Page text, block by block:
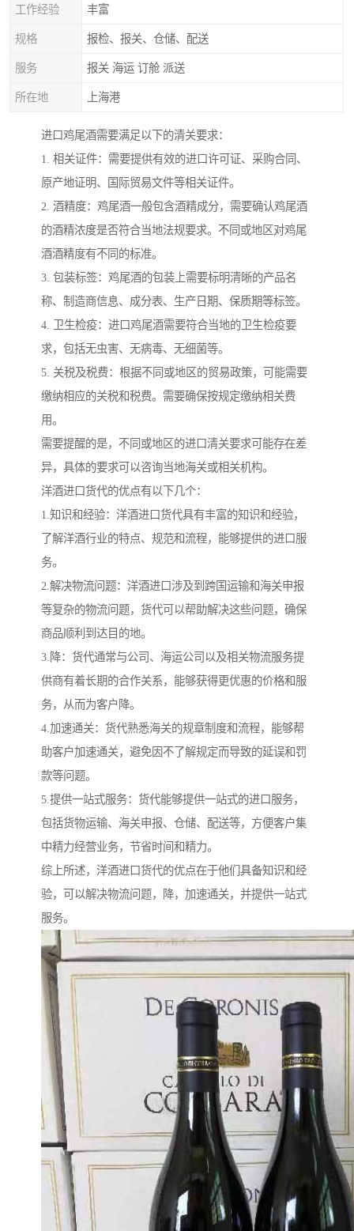
工作经验 丰富
规格 报检、报关、仓储、配送
服务 报关 海运 订舱 派送
所在地 上海港
进口鸡尾酒需要满足以下的清关要求：
1. 相关证件：需要提供有效的进口许可证、采购合同、
原产地证明、国际贸易文件等相关证件。
2. 酒精度：鸡尾酒一般包含酒精成分，需要确认鸡尾酒
的酒精浓度是否符合当地法规要求。不同或地区对鸡尾
酒酒精度有不同的标准。
3. 包装标签：鸡尾酒的包装上需要标明清晰的产品名
称、制造商信息、成分表、生产日期、保质期等标签。
4. 卫生检疫：进口鸡尾酒需要符合当地的卫生检疫要
求，包括无虫害、无病毒、无细菌等。
5. 关税及税费：根据不同或地区的贸易政策，可能需要
缴纳相应的关税和税费。需要确保按规定缴纳相关费
用。
需要提醒的是，不同或地区的进口清关要求可能存在差
异，具体的要求可以咨询当地海关或相关机构。
洋酒进口货代的优点有以下几个：
1.知识和经验：洋酒进口货代具有丰富的知识和经验，
了解洋酒行业的特点、规范和流程，能够提供的进口服
务。
2.解决物流问题：洋酒进口涉及到跨国运输和海关申报
等复杂的物流问题，货代可以帮助解决这些问题，确保
商品顺利到达目的地。
3.降：货代通常与公司、海运公司以及相关物流服务提
供商有着长期的合作关系，能够获得更优惠的价格和服
务，从而为客户降。
4.加速通关：货代熟悉海关的规章制度和流程，能够帮
助客户加速通关，避免因不了解规定而导致的延误和罚
款等问题。
5.提供一站式服务：货代能够提供一站式的进口服务，
包括货物运输、海关申报、仓储、配送等，方便客户集
中精力经营业务，节省时间和精力。
综上所述，洋酒进口货代的优点在于他们具备知识和经
验，可以解决物流问题，降，加速通关，并提供一站式
服务。